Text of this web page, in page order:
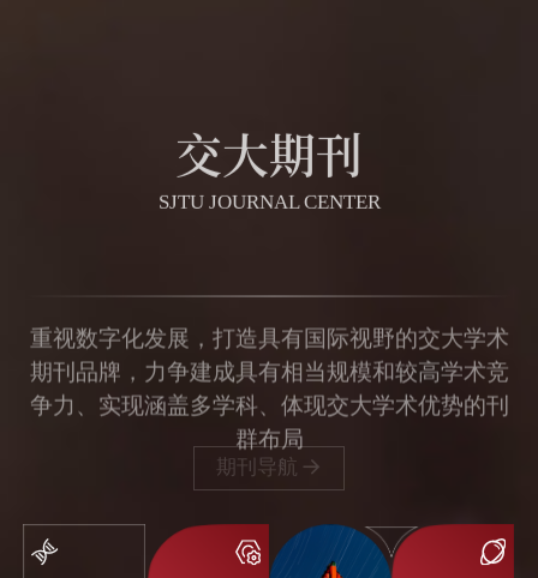
交大期刊
SJTU JOURNAL CENTER
期刊品牌，力争建成具有相当规模和较高学术竞
争力、实现涵盖多学科、体现交大学术优势的刊
群布局
期刊导航